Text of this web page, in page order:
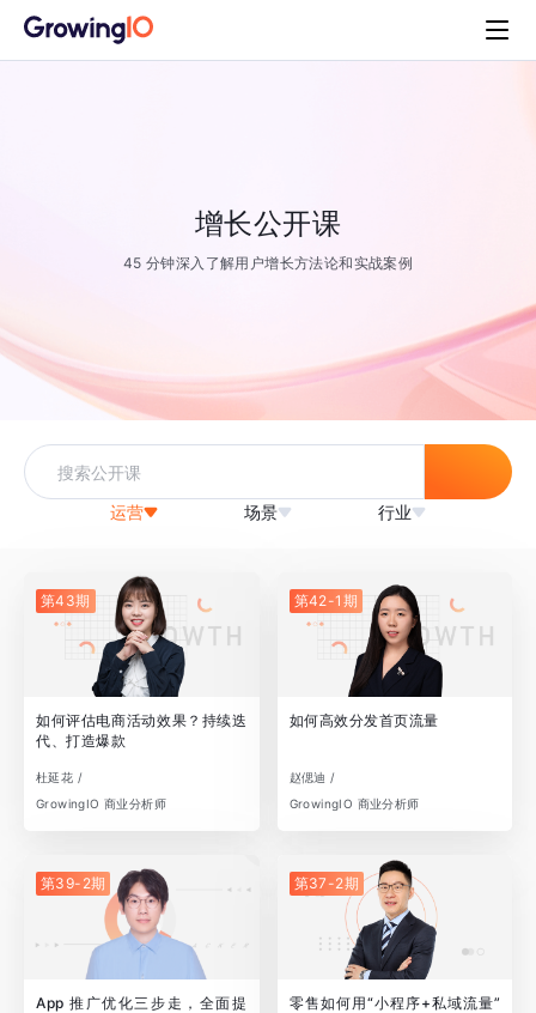
增长公开课
45 分钟深入了解用户增长方法论和实战案例
运营 场景 行业
第43期
如何评估电商活动效果？持续迭
代、打造爆款
杜延花 /
GrowingIO 商业分析师
第42-1期
如何高效分发首页流量
赵偲迪 /
GrowingIO 商业分析师
第39-2期
App 推广优化三步走，全面提
第37-2期
零售如何用“小程序+私域流量”